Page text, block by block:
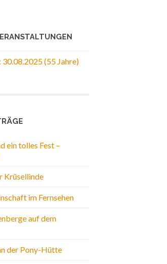
(55 Jahre)
ein tolles Fest –
Krüsellinde
im Fernsehen
auf dem
der Pony-Hütte